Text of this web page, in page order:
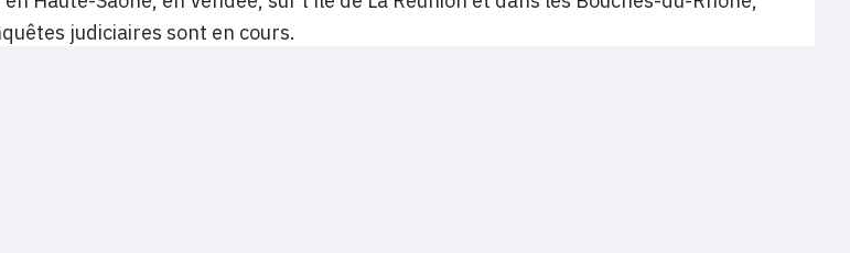
judiciaires sont en cours.